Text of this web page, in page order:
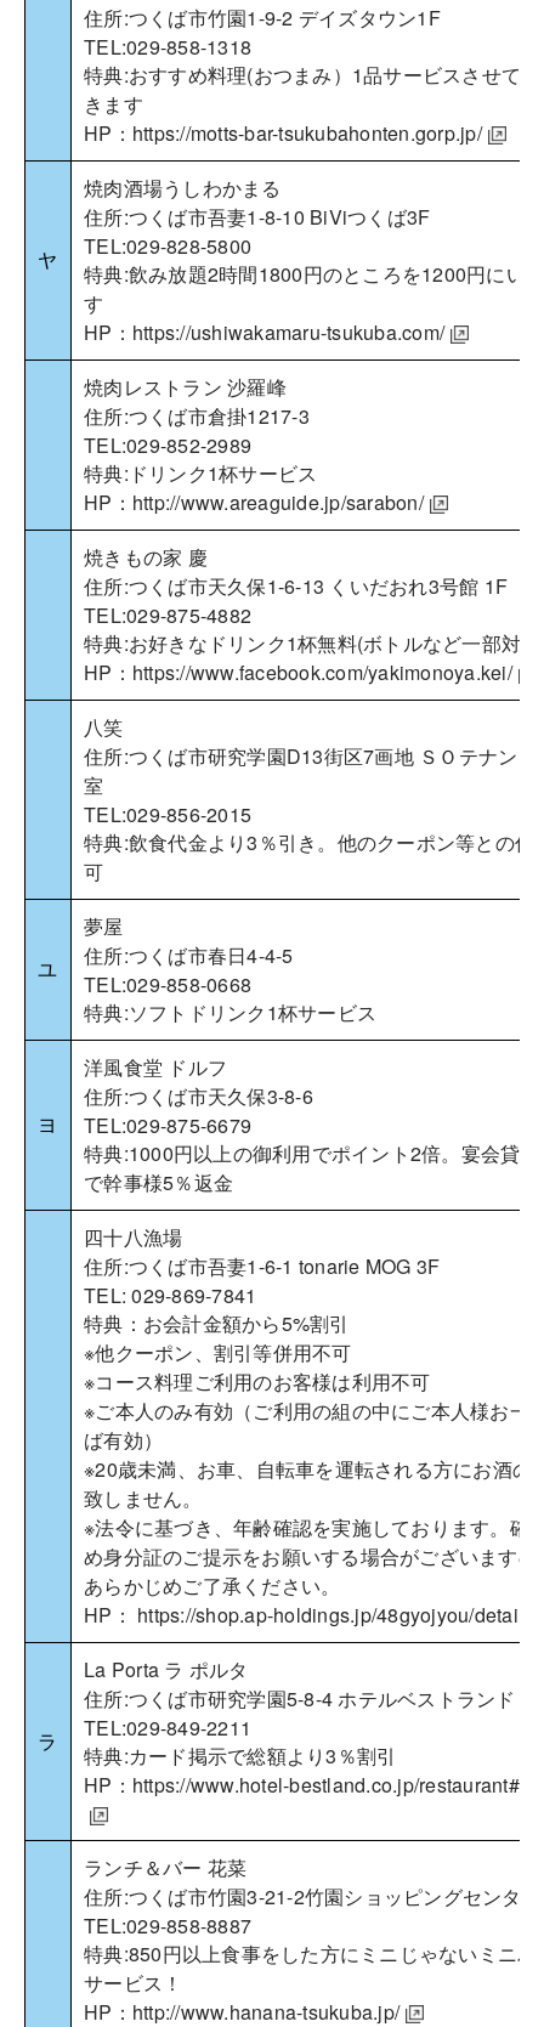
住所:つくば市竹園1-9-2 デイズタウン1F
TEL:029-858-1318
特典:おすすめ料理(おつまみ）1品サービスさせて
きます
HP： https://motts-bar-tsukubahonten.gorp.jp/
ヤ
焼肉酒場うしわかまる
住所:つくば市吾妻1-8-10 BiViつくば3F
TEL:029-828-5800
特典:飲み放題2時間1800円のところを1200円にい
す
HP： https://ushiwakamaru-tsukuba.com/
焼肉レストラン 沙羅峰
住所:つくば市倉掛1217-3
TEL:029-852-2989
特典:ドリンク1杯サービス
HP： http://www.areaguide.jp/sarabon/
焼きもの家 慶
住所:つくば市天久保1-6-13 くいだおれ3号館 1F
TEL:029-875-4882
特典:お好きなドリンク1杯無料(ボトルなど一部対
HP： https://www.facebook.com/yakimonoya.kei/
八笑
住所:つくば市研究学園D13街区7画地 ＳＯテナント
室
TEL:029-856-2015
特典:飲食代金より3％引き。他のクーポン等との併
可
ユ
夢屋
住所:つくば市春日4-4-5
TEL:029-858-0668
特典:ソフトドリンク1杯サービス
ヨ
洋風食堂 ドルフ
住所:つくば市天久保3-8-6
TEL:029-875-6679
特典:1000円以上の御利用でポイント2倍。宴会貸
で幹事様5％返金
四十八漁場
住所:つくば市吾妻1-6-1 tonarie MOG 3F
TEL: 029-869-7841
特典：お会計金額から5%割引
※他クーポン、割引等併用不可
※コース料理ご利用のお客様は利用不可
※ご本人のみ有効（ご利用の組の中にご本人様お一
ば有効）
※20歳未満、お車、自転車を運転される方にお酒の
致しません。
※法令に基づき、年齢確認を実施しております。確
め身分証のご提示をお願いする場合がございますの
あらかじめご了承ください。
HP： https://shop.ap-holdings.jp/48gyojyou/detail/
ラ
La Porta ラ ポルタ
住所:つくば市研究学園5-8-4 ホテルベストランド
TEL:029-849-2211
特典:カード掲示で総額より3％割引
HP： https://www.hotel-bestland.co.jp/
ランチ＆バー 花菜
住所:つくば市竹園3-21-2竹園ショッピングセンタ
TEL:029-858-8887
特典:850円以上食事をした方にミニじゃないミニパ
サービス！
HP： http://www.hanana-tsukuba.jp/